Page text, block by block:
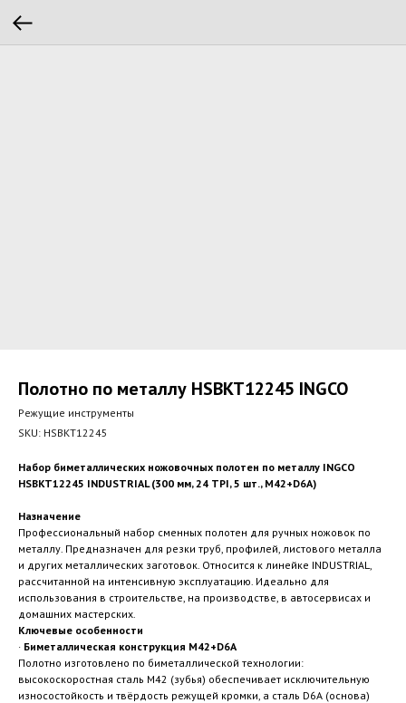
Полотно по металлу HSBKT12245 INGCO
Режущие инструменты
SKU: HSBKT12245
Набор биметаллических ножовочных полотен по металлу INGCO
HSBKT12245 INDUSTRIAL (300 мм, 24 TPI, 5 шт., M42+D6A)
Назначение
Профессиональный набор сменных полотен для ручных ножовок по
металлу. Предназначен для резки труб, профилей, листового металла
и других металлических заготовок. Относится к линейке INDUSTRIAL,
рассчитанной на интенсивную эксплуатацию. Идеально для
использования в строительстве, на производстве, в автосервисах и
домашних мастерских.
Ключевые особенности
· Биметаллическая конструкция M42+D6A
Полотно изготовлено по биметаллической технологии:
высокоскоростная сталь M42 (зубья) обеспечивает исключительную
износостойкость и твёрдость режущей кромки, а сталь D6A (основа)